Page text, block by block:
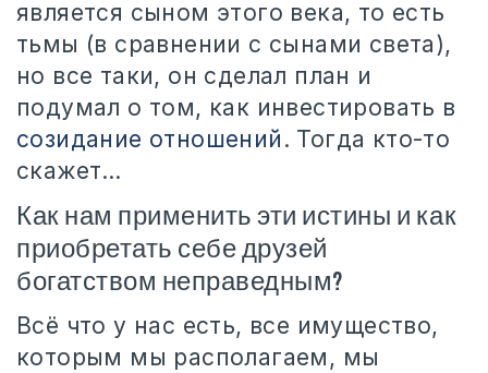
является сыном этого века, то есть
тьмы (в сравнении с сынами света),
но все таки, он сделал план и
подумал о том, как инвестировать в
созидание отношений . Тогда кто-то
скажет…
Как нам применить эти истины и как
приобретать себе друзей
богатством неправедным?
Всё что у нас есть, все имущество,
которым мы располагаем, мы